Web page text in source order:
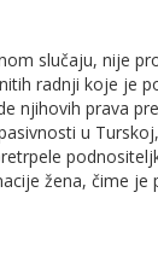
slučaju, nije
radnji koje je
njihovih prava
u
žena, čime je